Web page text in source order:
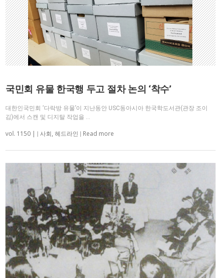
국민회 유물 한국행 두고 절차 논의 ‘착수’
대한인국민회 ‘다락방 유물’이 지난동안 USC동아시아 한국학도서관(관장 조이
김)에서 스캔 및 디지탈 작업을 …
vol. 1150 | 사회 ,헤드라인 Read more